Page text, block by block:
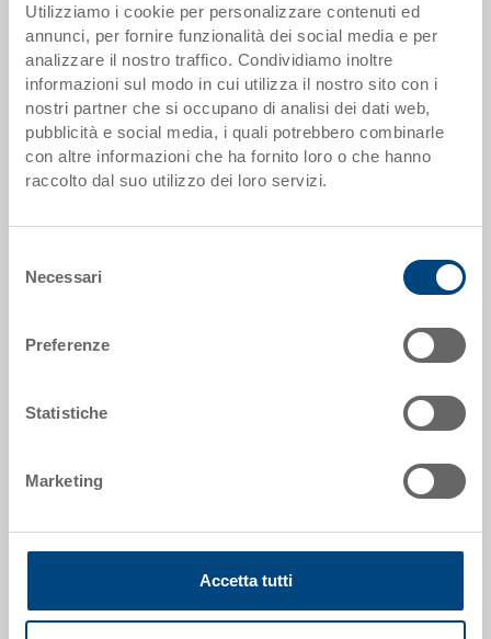
Utilizziamo i cookie per personalizzare contenuti ed
annunci, per fornire funzionalità dei social media e per
analizzare il nostro traffico. Condividiamo inoltre
informazioni sul modo in cui utilizza il nostro sito con i
nostri partner che si occupano di analisi dei dati web,
pubblicità e social media, i quali potrebbero combinarle
con altre informazioni che ha fornito loro o che hanno
raccolto dal suo utilizzo dei loro servizi.
delNecessari
Preferenze
Statistiche
Marketing
Accetta tutti
da 250 pezzi CHF 3.95
I scaglioni di quantità corrispondono alle unità di imballaggio.
Dati articolo
Codice
230 x 147 x 132 mm
Colore:
Unità di confezione:
Richiedi offerta